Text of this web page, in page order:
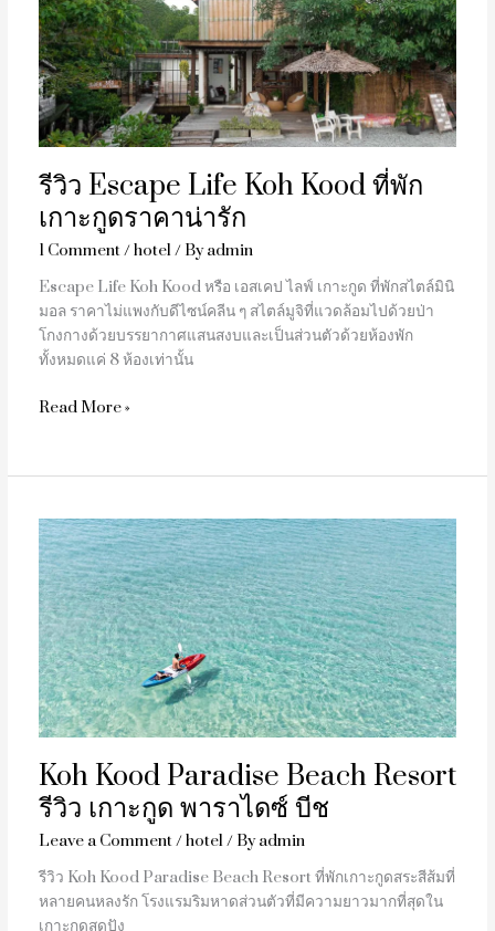
รีวิว Escape Life Koh Kood ที่พัก
เกาะกูดราคาน่ารัก
1 Comment/hotel/ Byadmin
Escape Life Koh Kood หรือ เอสเคป ไลฟ์ เกาะกูด ที่พักสไตล์มินิ
มอล ราคาไม่แพงกับดีไซน์คลีน ๆ สไตล์มูจิที่แวดล้อมไปด้วยป่า
โกงกางด้วยบรรยากาศแสนสงบและเป็นส่วนตัวด้วยห้องพัก
ทั้งหมดแค่ 8 ห้องเท่านั้น
Koh
Kood
ที่พัก
เกาะ
กูด
ราคา
รัก
Read More »
Koh Kood Paradise Beach Resort
รีวิว เกาะกูด พาราไดซ์ บีช
Leave a Comment/hotel/ Byadmin
รีวิว Koh Kood Paradise Beach Resort ที่พักเกาะกูดสระสีส้มที่
หลายคนหลงรัก โรงแรมริมหาดส่วนตัวที่มีความยาวมากที่สุดใน
เกาะกูดสุดปัง
Koh
Kood
Paradise
Beach
Resort
รีวิว
เกาะ
กูด
พาราไดซ์